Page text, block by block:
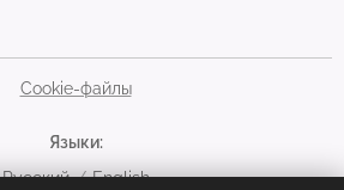
Cookie-файлы
Языки
Русский
English